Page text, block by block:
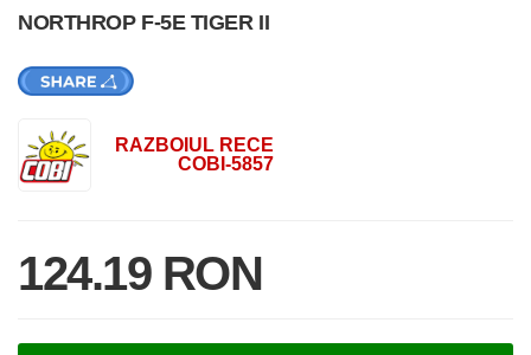
NORTHROP F-5E TIGER II
RAZBOIUL RECE
COBI-5857
124.19 RON